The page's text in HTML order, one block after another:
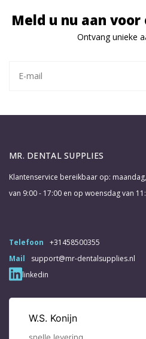
Meld u nu aan
Ontvang unieke
MR. DENTAL SUPPLIES
Klantenservice bereikbaar op:
van 9:00 - 17:00 en op woensdag van
Telefoon
+31458500355
Mail
support@mr-dentalsupplies.nl
linkedin